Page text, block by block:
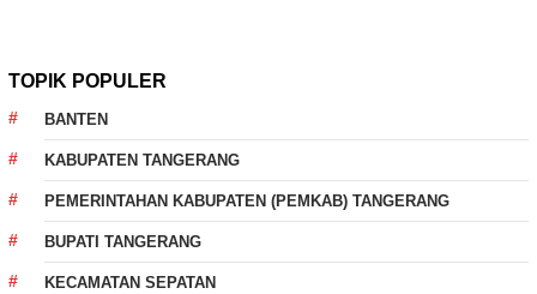
TOPIK POPULER
BANTEN
KABUPATEN TANGERANG
PEMERINTAHAN KABUPATEN (PEMKAB) TANGERANG
BUPATI TANGERANG
KECAMATAN SEPATAN